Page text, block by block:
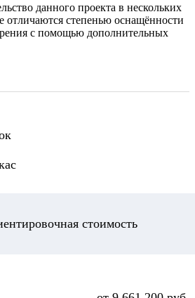
данного проекта в нескольких
отличаются степенью оснащённости
с помощью дополнительных
стоимость